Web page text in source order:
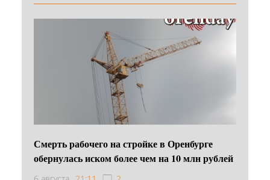
Смерть рабочего на стройке в Оренбурге
обернулась иском более чем на 10 млн рублей